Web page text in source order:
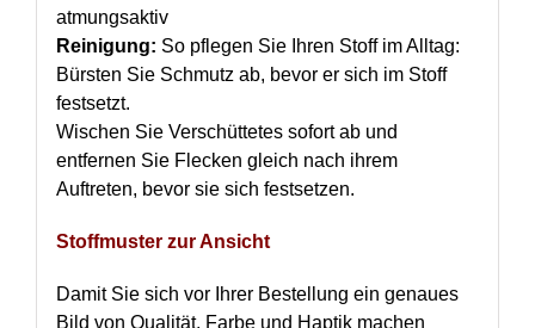
atmungsaktiv
Reinigung: So pflegen Sie Ihren Stoff im Alltag:
Bürsten Sie Schmutz ab, bevor er sich im Stoff
festsetzt.
Wischen Sie Verschüttetes sofort ab und
entfernen Sie Flecken gleich nach ihrem
Auftreten, bevor sie sich festsetzen.
Stoffmuster zur Ansicht
Damit Sie sich vor Ihrer Bestellung ein genaues
Bild von Qualität, Farbe und Haptik machen